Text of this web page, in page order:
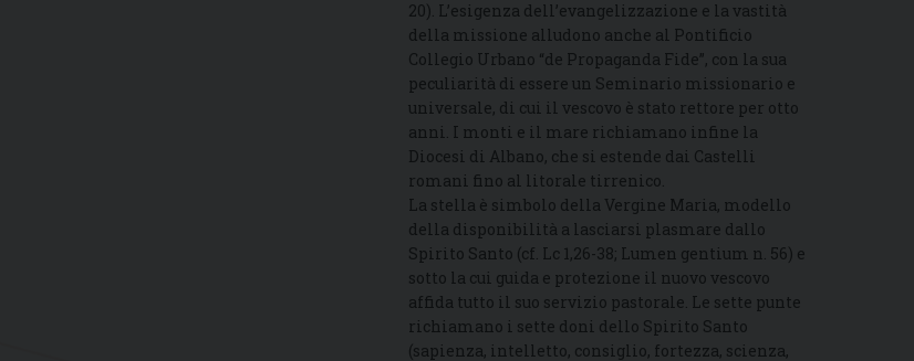
20). L’esigenza dell’evangelizzazione e la vastità
della missione alludono anche al Pontificio
Collegio Urbano “de Propaganda Fide”, con la sua
peculiarità di essere un Seminario missionario e
universale, di cui il vescovo è stato rettore per otto
anni. I monti e il mare richiamano infine la
Diocesi di Albano, che si estende dai Castelli
romani fino al litorale tirrenico.
La stella è simbolo della Vergine Maria, modello
della disponibilità a lasciarsi plasmare dallo
Spirito Santo (cf. Lc 1,26-38; Lumen gentium n. 56) e
sotto la cui guida e protezione il nuovo vescovo
affida tutto il suo servizio pastorale. Le sette punte
richiamano i sette doni dello Spirito Santo
(sapienza, intelletto, consiglio, fortezza, scienza,